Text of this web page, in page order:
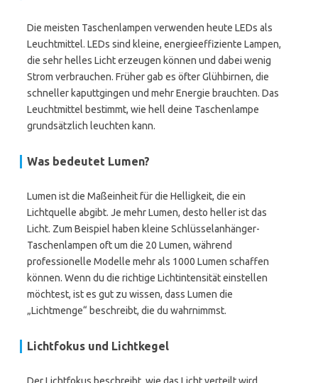
Die meisten Taschenlampen verwenden heute LEDs als
Leuchtmittel. LEDs sind kleine, energieeffiziente Lampen,
die sehr helles Licht erzeugen können und dabei wenig
Strom verbrauchen. Früher gab es öfter Glühbirnen, die
schneller kaputtgingen und mehr Energie brauchten. Das
Leuchtmittel bestimmt, wie hell deine Taschenlampe
grundsätzlich leuchten kann.
Was bedeutet Lumen?
Lumen ist die Maßeinheit für die Helligkeit, die ein
Lichtquelle abgibt. Je mehr Lumen, desto heller ist das
Licht. Zum Beispiel haben kleine Schlüsselanhänger-
Taschenlampen oft um die 20 Lumen, während
professionelle Modelle mehr als 1000 Lumen schaffen
können. Wenn du die richtige Lichtintensität einstellen
möchtest, ist es gut zu wissen, dass Lumen die
„Lichtmenge“ beschreibt, die du wahrnimmst.
Lichtfokus und Lichtkegel